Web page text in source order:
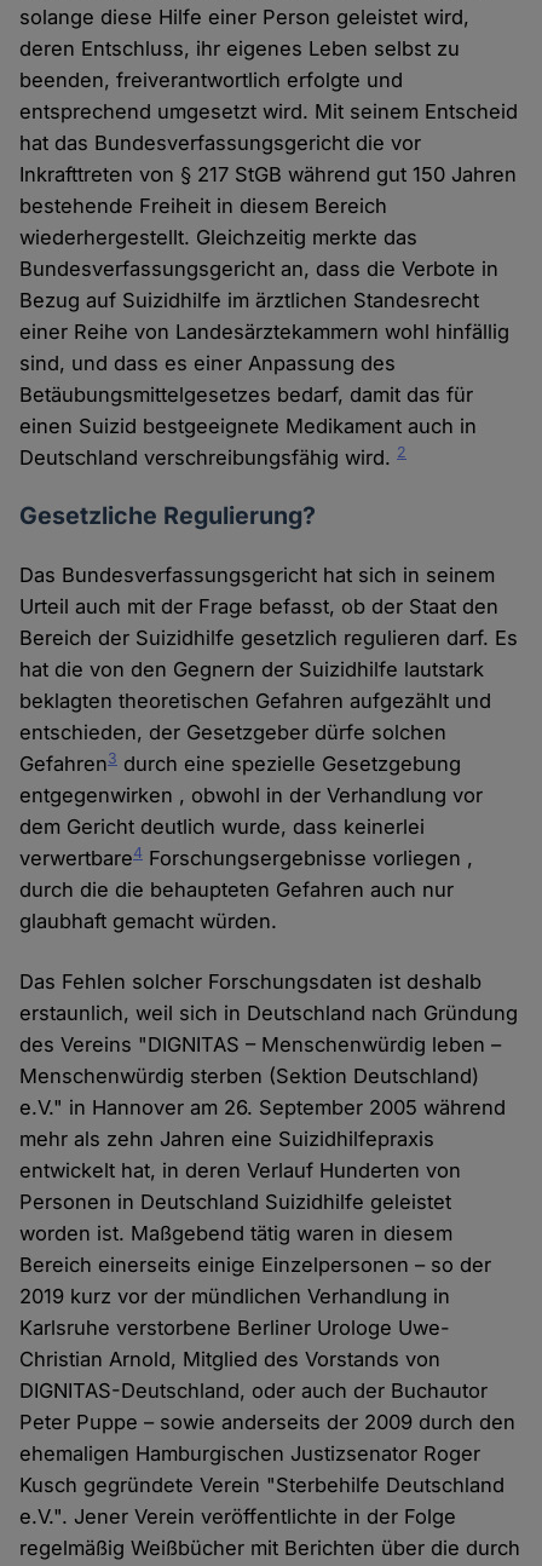
solange diese Hilfe einer Person geleistet wird,
deren Entschluss, ihr eigenes Leben selbst zu
beenden, freiverantwortlich erfolgte und
entsprechend umgesetzt wird. Mit seinem Entscheid
hat das Bundesverfassungsgericht die vor
Inkrafttreten von § 217 StGB während gut 150 Jahren
bestehende Freiheit in diesem Bereich
wiederhergestellt. Gleichzeitig merkte das
Bundesverfassungsgericht an, dass die Verbote in
Bezug auf Suizidhilfe im ärztlichen Standesrecht
einer Reihe von Landesärztekammern wohl hinfällig
sind, und dass es einer Anpassung des
Betäubungsmittelgesetzes bedarf, damit das für
einen Suizid bestgeeignete Medikament auch in
Deutschland verschreibungsfähig wird.2
Gesetzliche Regulierung?
Das Bundesverfassungsgericht hat sich in seinem
Urteil auch mit der Frage befasst, ob der Staat den
Bereich der Suizidhilfe gesetzlich regulieren darf. Es
hat die von den Gegnern der Suizidhilfe lautstark
beklagten theoretischen Gefahren aufgezählt und
entschieden, der Gesetzgeber dürfe solchen
Gefahren3 durch eine spezielle Gesetzgebung
entgegenwirken , obwohl in der Verhandlung vor
dem Gericht deutlich wurde, dass keinerlei
verwertbare4 Forschungsergebnisse vorliegen ,
durch die die behaupteten Gefahren auch nur
glaubhaft gemacht würden.
Das Fehlen solcher Forschungsdaten ist deshalb
erstaunlich, weil sich in Deutschland nach Gründung
des Vereins "DIGNITAS – Menschenwürdig leben –
Menschenwürdig sterben (Sektion Deutschland)
e.V." in Hannover am 26. September 2005 während
mehr als zehn Jahren eine Suizidhilfepraxis
entwickelt hat, in deren Verlauf Hunderten von
Personen in Deutschland Suizidhilfe geleistet
worden ist. Maßgebend tätig waren in diesem
Bereich einerseits einige Einzelpersonen – so der
2019 kurz vor der mündlichen Verhandlung in
Karlsruhe verstorbene Berliner Urologe Uwe-
Christian Arnold, Mitglied des Vorstands von
DIGNITAS-Deutschland, oder auch der Buchautor
Peter Puppe – sowie anderseits der 2009 durch den
ehemaligen Hamburgischen Justizsenator Roger
Kusch gegründete Verein "Sterbehilfe Deutschland
e.V.". Jener Verein veröffentlichte in der Folge
regelmäßig Weißbücher mit Berichten über die durch